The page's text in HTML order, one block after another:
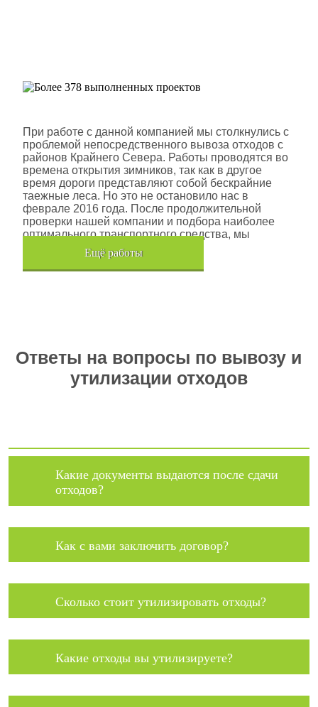
При работе с данной компанией мы столкнулись с
проблемой непосредственного вывоза отходов с
районов Крайнего Севера. Работы проводятся во
времена открытия зимников, так как в другое
время дороги представляют собой бескрайние
таежные леса. Но это не остановило нас в
феврале 2016 года. После продолжительной
проверки нашей компании и подбора наиболее
оптимального транспортного средства, мы
помогли данной компании.
Eщё работы
Ответы на вопросы по вывозу и
утилизации отходов
Какие документы выдаются после сдачи
отходов?
Как с вами заключить договор?
Сколько стоит утилизировать отходы?
Какие отходы вы утилизируете?